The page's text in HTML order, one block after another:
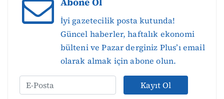
İyi gazetecilik posta kutunda!
Güncel haberler, haftalık ekonomi
bülteni ve Pazar derginiz Plus’ı email
olarak almak için abone olun.
Kayıt Ol